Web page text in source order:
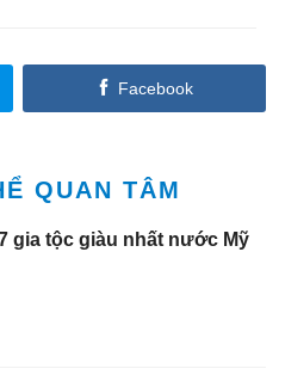
Facebook
QUAN TÂM
gia tộc giàu nhất nước Mỹ